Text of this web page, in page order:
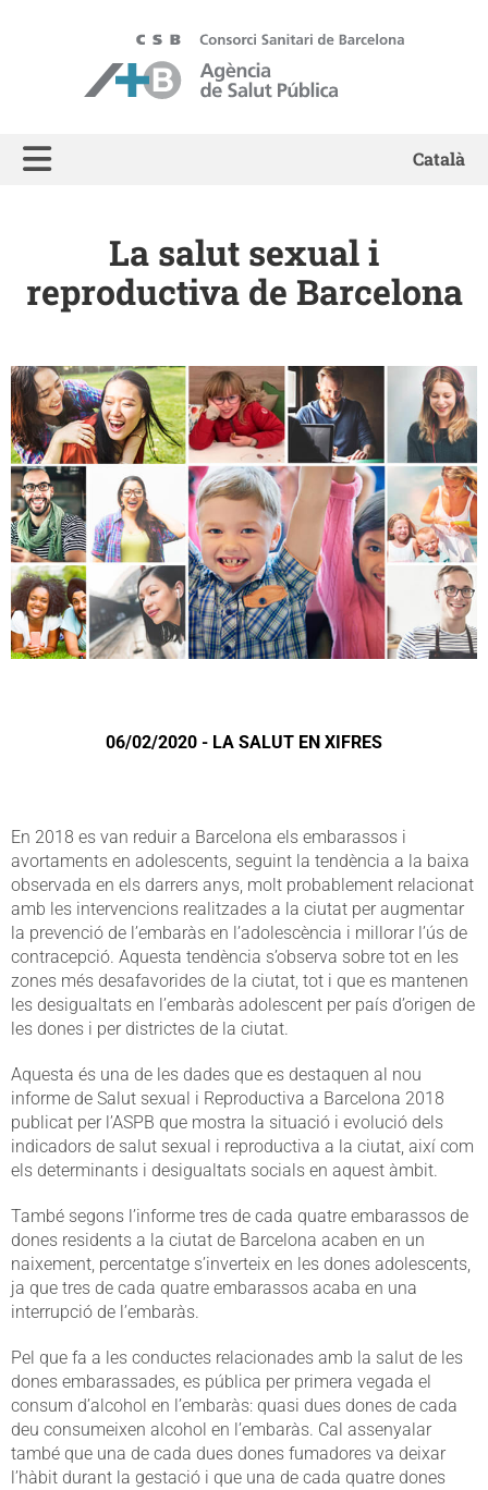
ASPB - Agència de Salut Pública de Barcelona
Català
La salut sexual i
reproductiva de Barcelona
06/02/2020 - LA SALUT EN XIFRES
En 2018 es van reduir a Barcelona els embarassos i
avortaments en adolescents, seguint la tendència a la baixa
observada en els darrers anys, molt probablement relacionat
amb les intervencions realitzades a la ciutat per augmentar
la prevenció de l’embaràs en l’adolescència i millorar l’ús de
contracepció. Aquesta tendència s’observa sobre tot en les
zones més desafavorides de la ciutat, tot i que es mantenen
les desigualtats en l’embaràs adolescent per país d’origen de
les dones i per districtes de la ciutat.
Aquesta és una de les dades que es destaquen al nou
informe de Salut sexual i Reproductiva a Barcelona 2018
publicat per l’ASPB que mostra la situació i evolució dels
indicadors de salut sexual i reproductiva a la ciutat, així com
els determinants i desigualtats socials en aquest àmbit.
També segons l’informe tres de cada quatre embarassos de
dones residents a la ciutat de Barcelona acaben en un
naixement, percentatge s’inverteix en les dones adolescents,
ja que tres de cada quatre embarassos acaba en una
interrupció de l’embaràs.
Pel que fa a les conductes relacionades amb la salut de les
dones embarassades, es pública per primera vegada el
consum d’alcohol en l’embaràs: quasi dues dones de cada
deu consumeixen alcohol en l’embaràs. Cal assenyalar
també que una de cada dues dones fumadores va deixar
l’hàbit durant la gestació i que una de cada quatre dones